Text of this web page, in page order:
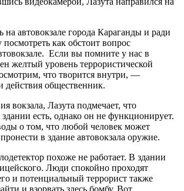
на автовокзале города Караганды и ради
посмотреть как обстоит вопрос
Если вы помните у нас в
желтый уровень террористической
что творится внутри, —
действия общественник.
вокзала, Лазута подмечает, что
здании есть, однако он не функционирует.
о том, что любой человек может
в здание автовокзала оружие.
похоже не работает. В здании
Люди спокойно проходят
и потенциальный террорист также
и взорвать здесь бомбу. Вот